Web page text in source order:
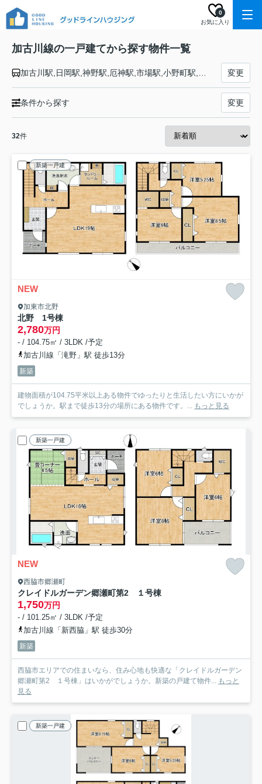
お気に入り
0
加古川線の一戸建てから探す物件一覧
変更
条件から探す 変更
32件
新築一戸建
NEW
加東市北野
北野 1号棟
2,780万円
- / 104.75㎡ / 3LDK /予定
加古川線「滝野」駅 徒歩13分
新築
建物面積が104.75平米以上ある物件でゆったりと生活したい方にいかが
でしょうか。駅まで徒歩13分の場所にある物件です。... もっと見る
新築一戸建
NEW
西脇市郷瀬町
クレイドルガーデン郷瀬町第2 １号棟
1,750万円
- / 101.25㎡ / 3LDK /予定
加古川線「新西脇」駅 徒歩30分
新築
西脇市エリアでの住まいなら、住み心地も快適な「クレイドルガーデン
郷瀬町第2 １号棟」はいかがでしょうか。新築の戸建て物件... もっと
見る
新築一戸建